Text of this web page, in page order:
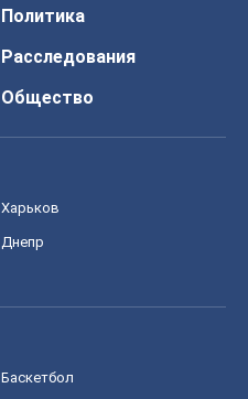
Политика
Расследования
Общество
Харьков
Днепр
Баскетбол